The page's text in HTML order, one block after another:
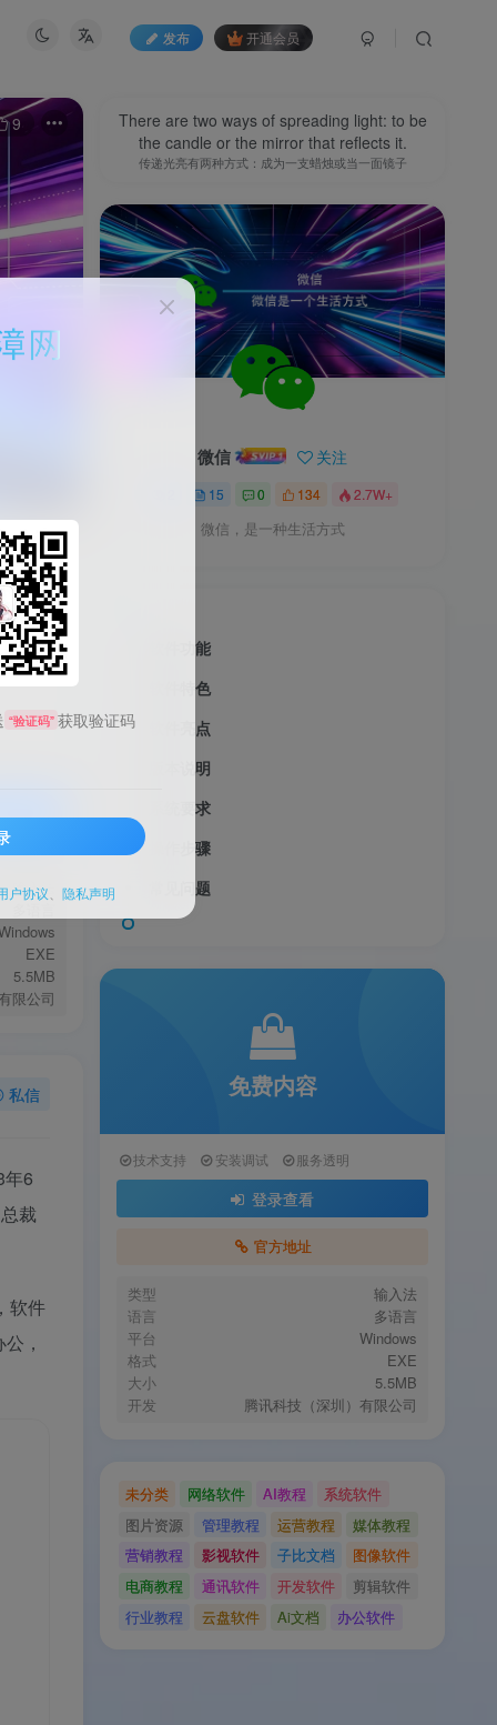
发布 开通会员
9
输入法
EXE
5.5MB
限公司
私信
年6
裁
软件
，
There are two ways of spreading light: to be
the candle or the mirror that reflects it.
传递光亮有两种方式：成为一支蜡烛或当一面镜子
微信 关注
15 0 134 2.7W+
微信，是一种生活方式
软件功能
软件特色
软件亮点
版本说明
系统要求
操作步骤
常见问题
免费内容
技术支持 安装调试 服务透明
登录查看
官方地址
类型
输入法
语言
多语言
平台
Windows
格式
EXE
大小
5.5MB
开发
腾讯科技（深圳）有限公司
未分类 网络软件 AI教程
系统软件
图片资源
管理教程 运营教程
媒体教程
营销教程
影视软件 子比文档
图像软件
电商教程
通讯软件 开发软件
剪辑软件
行业教程
云盘软件 Ai文档 办公软件
“验证码” 获取验证码
户协议 隐私声明